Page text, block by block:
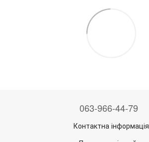
063-966-44-79
Контактна інформація